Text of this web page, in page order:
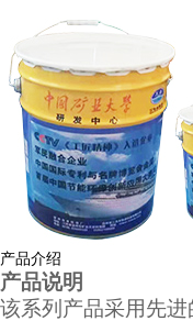
产品介绍
产品说明
该系列产品采用先